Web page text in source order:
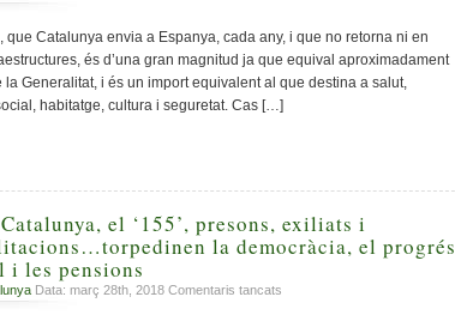
el
camí
la
independència
una
catalana
aliena
Espanya,
Catalunya envia a Espanya, cada any, i que no retorna ni en
és d’una gran magnitud ja que equival aproximadament
Generalitat, i és un import equivalent al que destina a salut,
habitatge, cultura i seguretat. Cas […]
el ‘155’, presons, exiliats i
la democràcia, el progrés
i les pensions
Data: març 28th, 2018 Comentaris tancats